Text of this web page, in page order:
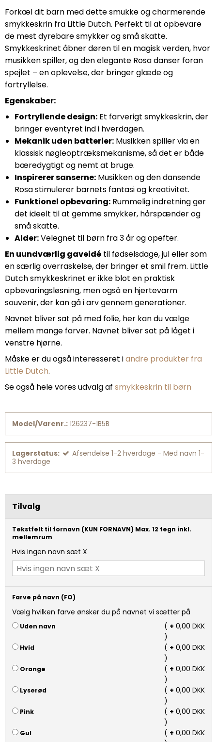
Forkæl dit barn med dette smukke og charmerende
smykkeskrin fra Little Dutch. Perfekt til at opbevare
de mest dyrebare smykker og små skatte.
Smykkeskrinet åbner døren til en magisk verden, hvor
musikken spiller, og den elegante Rosa danser foran
spejlet – en oplevelse, der bringer glæde og
fortryllelse.
Egenskaber:
Fortryllende design: Et farverigt smykkeskrin, der
bringer eventyret ind i hverdagen.
Mekanik uden batterier: Musikken spiller via en
klassisk nøgleoptræksmekanisme, så det er både
bæredygtigt og nemt at bruge.
Inspirerer sanserne: Musikken og den dansende
Rosa stimulerer barnets fantasi og kreativitet.
Funktionel opbevaring: Rummelig indretning gør
det ideelt til at gemme smykker, hårspænder og
små skatte.
Alder:Velegnet til børn fra 3 år og opefter.
En uundværlig gaveidé til fødselsdage, jul eller som
en særlig overraskelse, der bringer et smil frem. Little
Dutch smykkeskrinet er ikke blot en praktisk
opbevaringsløsning, men også en hjertevarm
souvenir, der kan gå i arv gennem generationer.
Navnet bliver sat på med folie, her kan du vælge
mellem mange farver. Navnet bliver sat på låget i
venstre hjørne.
Måske er du også interesseret iandre produkter fra
Little Dutch.
Se også hele vores udvalg af smykkeskrin til børn
Model/Varenr.: 126237-1B5B
Lagerstatus:
Afsendelse 1-2 hverdage - Med navn 1-
3 hverdage
Tilvalg
Tekstfelt til fornavn (KUN FORNAVN) Max. 12 tegn inkl.
mellemrum
Hvis ingen navn sæt X
Farve på navn (FO)
Vælg hvilken farve ønsker du på navnet vi sætter på
Uden navn ( + 0,00 DKK
)
Hvid ( + 0,00 DKK
)
Orange ( + 0,00 DKK
)
Lyserød ( + 0,00 DKK
)
Pink ( + 0,00 DKK
)
Gul ( + 0,00 DKK